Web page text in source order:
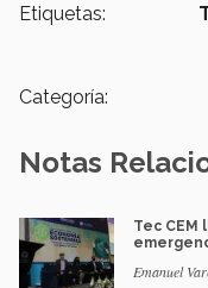
Etiquetas:
Categoría:
Notas
Tec
Emanuel